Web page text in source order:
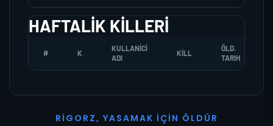
HAFTALIK KILLERI
# K
KULLANICI
ADI
KILL
ÖLD.
TARIH
R I G O R Z, YASAMAK İ ÇI N Ö L D Ü R